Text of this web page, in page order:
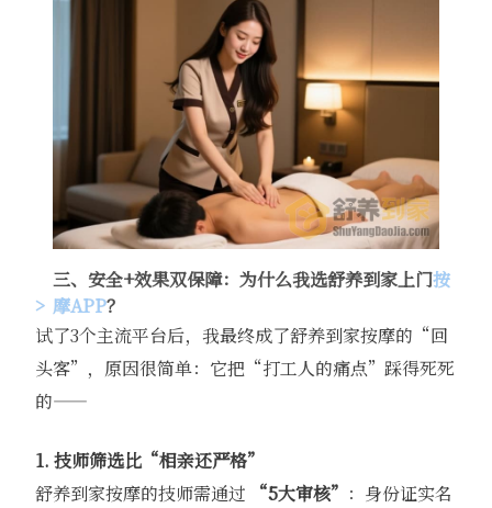
三、安全+效果双保障：为什么我选舒养到家上门按
摩APP？
试了3个主流平台后，我最终成了舒养到家按摩的“回
头客”，原因很简单：它把“打工人的痛点”踩得死死
的——
1. 技师筛选比“相亲还严格”
舒养到家按摩的技师需通过
“5大审核” ：身份证实名